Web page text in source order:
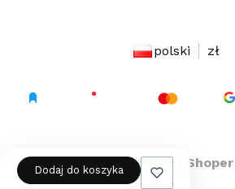
polski zł
Sklep internetowy
Dodaj do koszyka